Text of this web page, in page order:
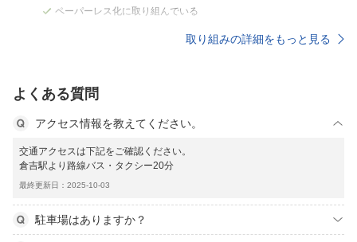
ペーパーレス化に取り組んでいる
取り組みの詳細をもっと見る
よくある質問
アクセス情報を教えてください。
交通アクセスは下記をご確認ください。
倉吉駅より路線バス・タクシー20分
最終更新日：2025-10-03
駐車場はありますか？